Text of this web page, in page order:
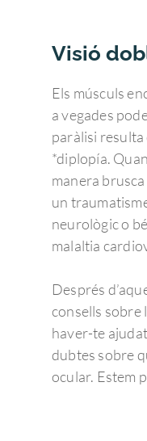
Visió
Els músculs
a vegades
paràlisi resulta
*diplopía.
manera
un
neurològic o
malaltia
Després
consells sobre
haver-te
dubtes sobre
ocular. Estem